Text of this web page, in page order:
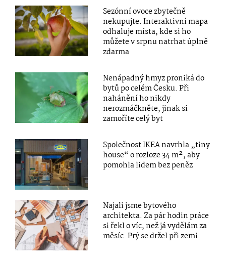
Sezónní ovoce zbytečně
nekupujte. Interaktivní mapa
odhaluje místa, kde si ho
můžete v srpnu natrhat úplně
zdarma
Nenápadný hmyz proniká do
bytů po celém Česku. Při
nahánění ho nikdy
nerozmáčkněte, jinak si
zamoříte celý byt
Společnost IKEA navrhla „tiny
house“ o rozloze 34 m², aby
pomohla lidem bez peněz
Najali jsme bytového
architekta. Za pár hodin práce
si řekl o víc, než já vydělám za
měsíc. Prý se držel při zemi